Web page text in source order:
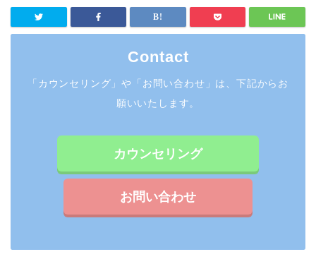
Contact
「カウンセリング」や「お問い合わせ」は、下記からお
願いいたします。
カウンセリング
お問い合わせ